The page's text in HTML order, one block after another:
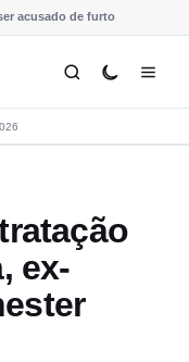
acusado de furto
ex-